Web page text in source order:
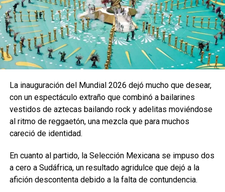
La inauguración del Mundial 2026 dejó mucho que desear,
con un espectáculo extraño que combinó a bailarines
vestidos de aztecas bailando rock y adelitas moviéndose
al ritmo de reggaetón, una mezcla que para muchos
careció de identidad.
En cuanto al partido, la Selección Mexicana se impuso dos
a cero a Sudáfrica, un resultado agridulce que dejó a la
afición descontenta debido a la falta de contundencia.